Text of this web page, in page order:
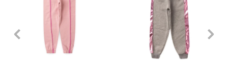
2 4 3 4 6 8
10 14